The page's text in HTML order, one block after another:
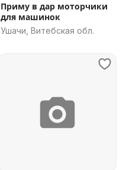
Приму в дар моторчики
для машинок
Ушачи, Витебская обл.